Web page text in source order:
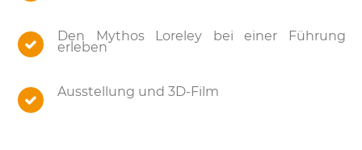
Den Mythos Loreley bei einer Führung
erleben
Ausstellung und 3D-Film